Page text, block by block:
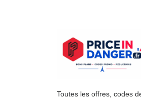
Toutes les offres, codes